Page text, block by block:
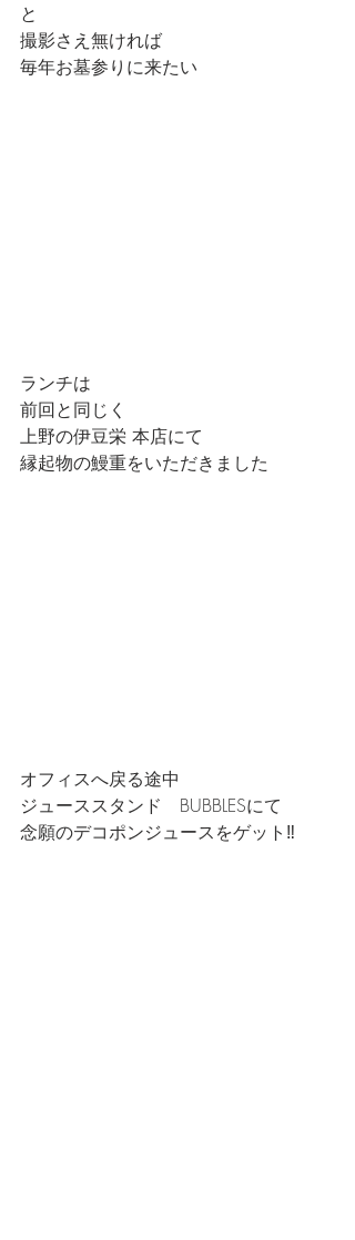
と
撮影さえ無ければ
毎年お墓参りに来たい
ランチは
前回と同じく
上野の伊豆栄 本店にて
縁起物の鰻重をいただきました
オフィスへ戻る途中
ジューススタンド　BUBBLESにて
念願のデコポンジュースをゲット‼️